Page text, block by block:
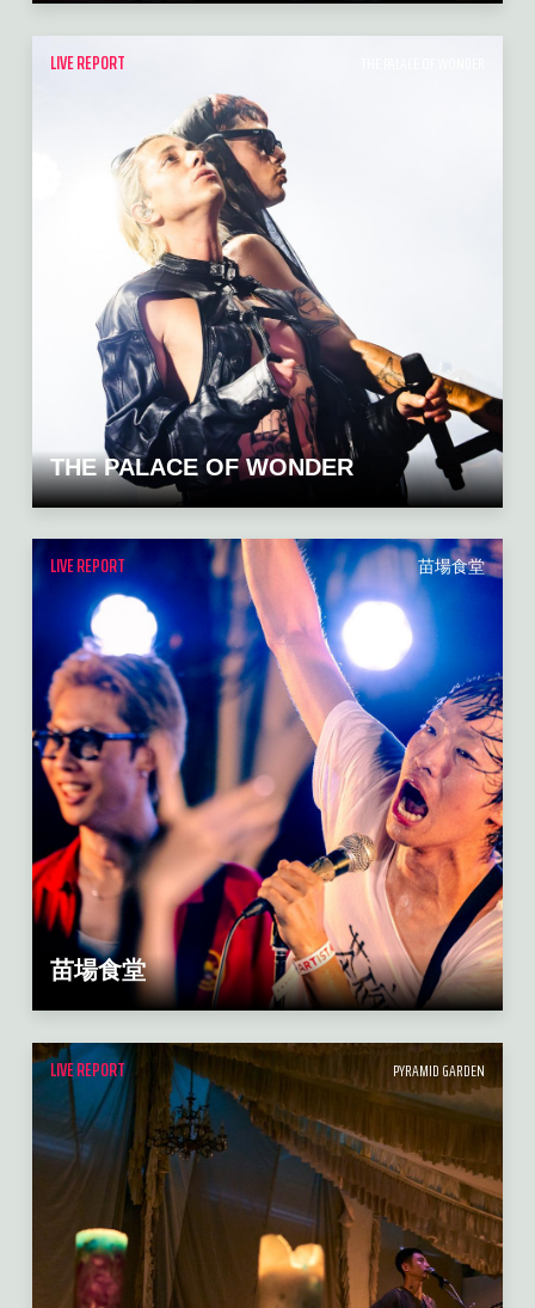
LIVE REPORT
THE PALACE OF WONDER
LIVE REPORT 苗場食堂
苗場食堂
LIVE REPORT PYRAMID GARDEN